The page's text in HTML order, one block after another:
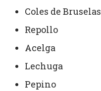
Coles de Bruselas
Repollo
Acelga
Lechuga
Pepino